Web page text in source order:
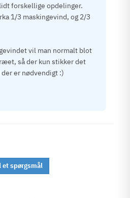
forskellige opdelinger.
1/3 maskingevind, og 2/3
vil man normalt blot
så der kun stikker det
er nødvendigt :)
et spørgsmål